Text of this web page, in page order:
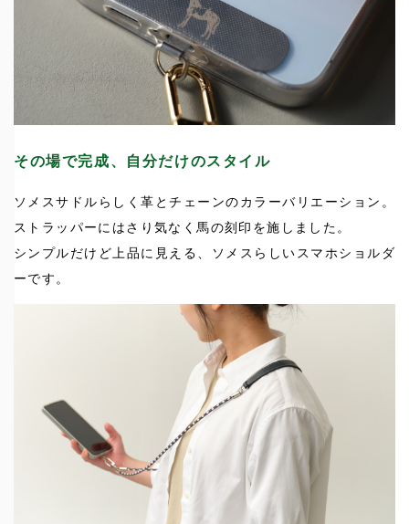
その場で完成、自分だけのスタイル
ソメスサドルらしく革とチェーンのカラーバリエーション。
ストラッパーにはさり気なく馬の刻印を施しました。
シンプルだけど上品に見える、ソメスらしいスマホショルダ
ーです。